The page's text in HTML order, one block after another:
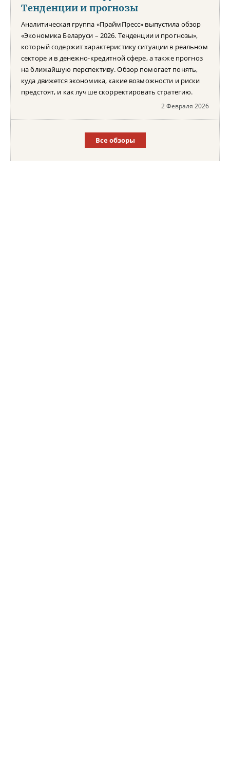
Тенденции и прогнозы
Аналитическая группа «ПраймПресс» выпустила обзор
«Экономика Беларуси – 2026. Тенденции и прогнозы»,
который содержит характеристику ситуации в реальном
секторе и в денежно-кредитной сфере, а также прогноз
на ближайшую перспективу. Обзор помогает понять,
куда движется экономика, какие возможности и риски
предстоят, и как лучше скорректировать стратегию.
2 Февраля 2026
Все обзоры